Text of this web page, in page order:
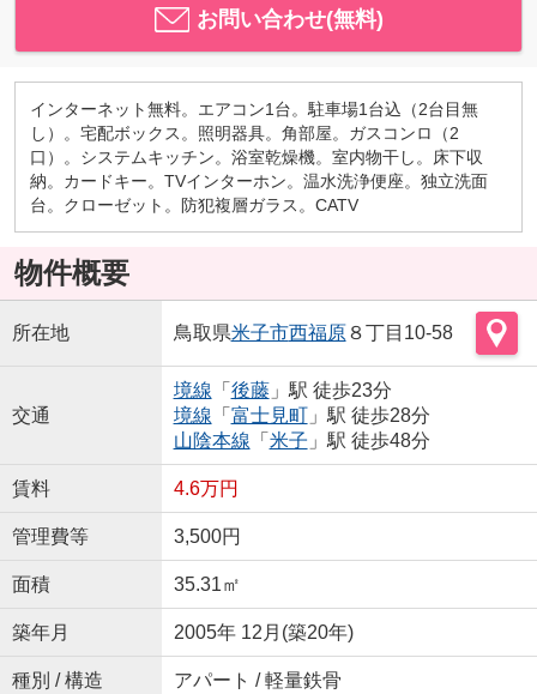
お問い合わせ(無料)
インターネット無料。エアコン1台。駐車場1台込（2台目無
し）。宅配ボックス。照明器具。角部屋。ガスコンロ（2
口）。システムキッチン。浴室乾燥機。室内物干し。床下収
納。カードキー。TVインターホン。温水洗浄便座。独立洗面
台。クローゼット。防犯複層ガラス。CATV
物件概要
所在地 鳥取県米子市西福原８丁目10-58
交通
境線 「 後藤」駅 徒歩23分
境線 「 富士見町」駅 徒歩28分
山陰本線 「 米子 」駅 徒歩48分
賃料 4.6万円
管理費等 3,500円
面積 35.31㎡
築年月 2005年 12月(築20年)
種別 / 構造 アパート / 軽量鉄骨